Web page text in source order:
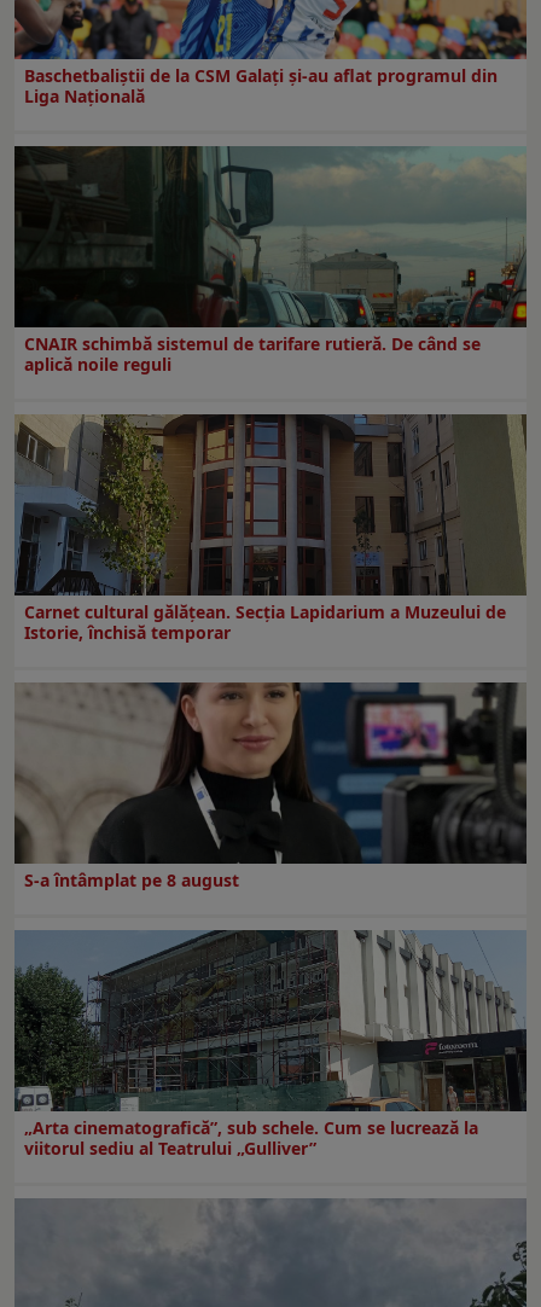
Baschetbaliștii de la CSM Galați și-au aflat programul din
Liga Națională
CNAIR schimbă sistemul de tarifare rutieră. De când se
aplică noile reguli
Carnet cultural gălăţean. Secţia Lapidarium a Muzeului de
Istorie, închisă temporar
S-a întâmplat pe 8 august
„Arta cinematografică”, sub schele. Cum se lucrează la
viitorul sediu al Teatrului „Gulliver”